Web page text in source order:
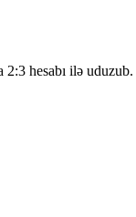
hesabı ilə uduzub.